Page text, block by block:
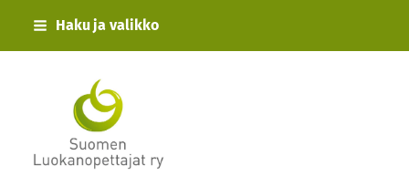
Siirry
sivun
sisältöön
Haku ja valikko
Suomen Luokanopettajat ry